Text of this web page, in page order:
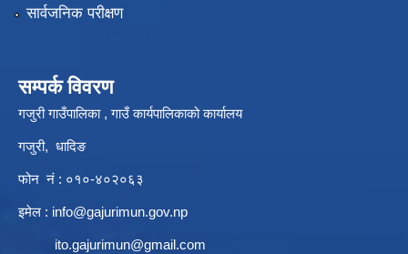
सार्वजनिक परीक्षण
सम्पर्क विवरण
गजुरी गाउँपालिका , गाउँ कार्यपालिकाको कार्यालय
गजुरी, धादिङ
फोन नं : ०१०-४०२०६३
इमेल : info@gajurimun.gov.np
ito.gajurimun@gmail.com